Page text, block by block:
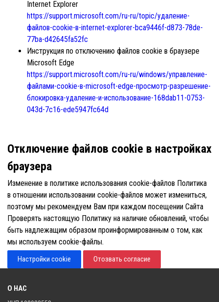
Internet Explorer
https://support.microsoft.com/ru-ru/topic/удаление-
файлов-cookie-в-internet-explorer-bca9446f-d873-78de-
77ba-d42645fa52fc
Инструкция по отключению файлов cookie в браузере
Microsoft Edge
https://support.microsoft.com/ru-ru/windows/управление-
файлами-cookie-в-microsoft-edge-просмотр-разрешение-
блокировка-удаление-и-использование-168dab11-0753-
043d-7c16-ede5947fc64d
Отключение файлов cookie в настройках
браузера
Изменение в политике использования cookie-файлов Политика
в отношении использовании cookie-файлов может измениться,
поэтому мы рекомендуем Вам при каждом посещении Сайта
Проверять настоящую Политику на наличие обновлений, чтобы
быть надлежащим образом проинформированным о том, как
мы используем cookie-файлы.
Настройки cookie Отозвать согласие
О НАС